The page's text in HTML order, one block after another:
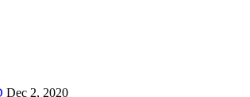
Dec 2, 2020